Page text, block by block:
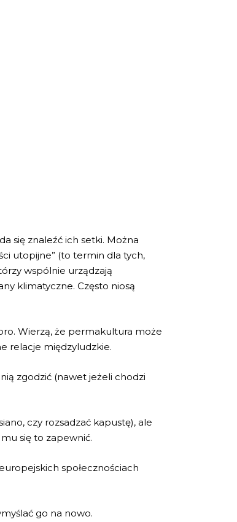
się znaleźć ich setki. Można
utopijne” (to termin dla tych,
wspólnie urządzają
klimatyczne. Często niosą
Wierzą, że permakultura może
relacje międzyludzkie.
zgodzić (nawet jeżeli chodzi
czy rozsadzać kapustę), ale
się to zapewnić.
społecznościach
go na nowo.